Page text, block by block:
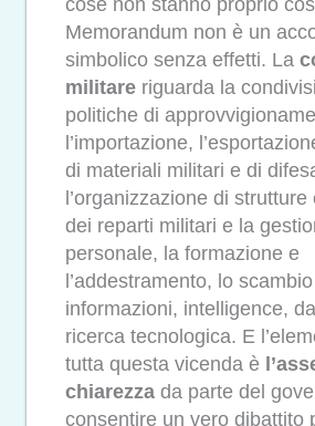
cose non stanno proprio
Memorandum non è un
simbolico senza effetti. La
militare riguarda la
politiche di
l’importazione,
di materiali militari e di
l’organizzazione di
dei reparti militari e la
personale, la formazione e
l’addestramento, lo
informazioni, intelligence,
ricerca tecnologica. E
tutta questa vicenda è
chiarezza da parte del
consentire un vero dibattito